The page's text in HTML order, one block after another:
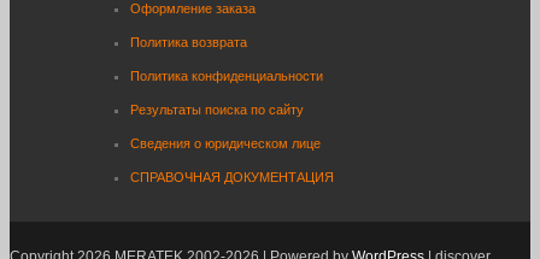
Оформление заказа
Политика возврата
Политика конфиденциальности
Результаты поиска по сайту
Сведения о юридическом лице
СПРАВОЧНАЯ ДОКУМЕНТАЦИЯ